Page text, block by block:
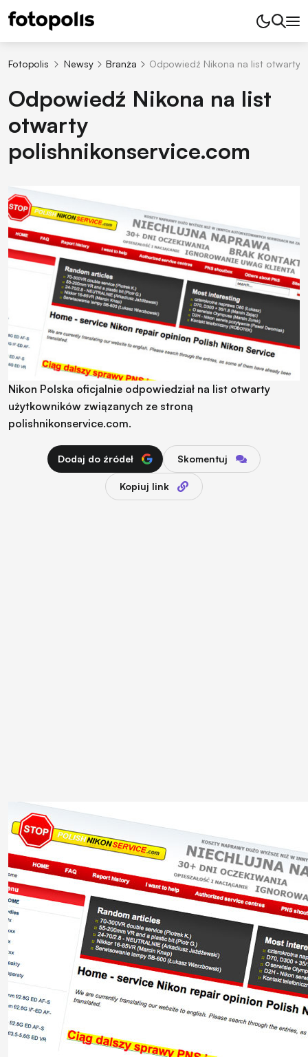
Fotopolis Newsy Branża Odpowiedź Nikona na list otwarty
Odpowiedź Nikona na list
otwarty
polishnikonservice.com
Nikon Polska oficjalnie odpowiedział na list otwarty
użytkowników związanych ze stroną
polishnikonservice.com.
Dodaj do źródeł Skomentuj
Kopiuj link